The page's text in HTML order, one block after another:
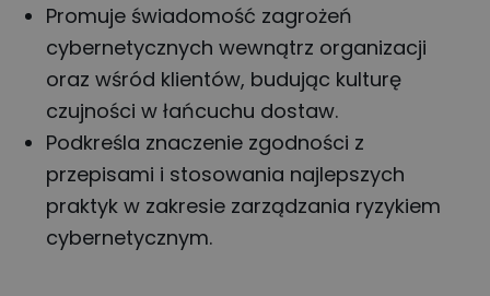
Promuje świadomość zagrożeń
cybernetycznych wewnątrz organizacji
oraz wśród klientów, budując kulturę
czujności w łańcuchu dostaw.
Podkreśla znaczenie zgodności z
przepisami i stosowania najlepszych
praktyk w zakresie zarządzania ryzykiem
cybernetycznym.